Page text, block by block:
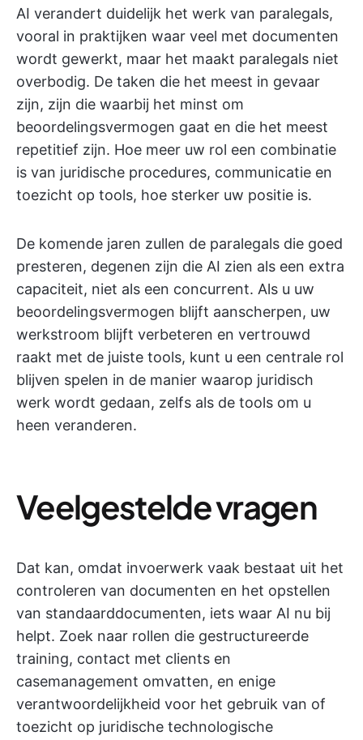
AI verandert duidelijk het werk van paralegals,
vooral in praktijken waar veel met documenten
wordt gewerkt, maar het maakt paralegals niet
overbodig. De taken die het meest in gevaar
zijn, zijn die waarbij het minst om
beoordelingsvermogen gaat en die het meest
repetitief zijn. Hoe meer uw rol een combinatie
is van juridische procedures, communicatie en
toezicht op tools, hoe sterker uw positie is.
De komende jaren zullen de paralegals die goed
presteren, degenen zijn die AI zien als een extra
capaciteit, niet als een concurrent. Als u uw
beoordelingsvermogen blijft aanscherpen, uw
werkstroom blijft verbeteren en vertrouwd
raakt met de juiste tools, kunt u een centrale rol
blijven spelen in de manier waarop juridisch
werk wordt gedaan, zelfs als de tools om u
heen veranderen.
Veelgestelde vragen
Dat kan, omdat invoerwerk vaak bestaat uit het
controleren van documenten en het opstellen
van standaarddocumenten, iets waar AI nu bij
helpt. Zoek naar rollen die gestructureerde
training, contact met clients en
casemanagement omvatten, en enige
verantwoordelijkheid voor het gebruik van of
toezicht op juridische technologische